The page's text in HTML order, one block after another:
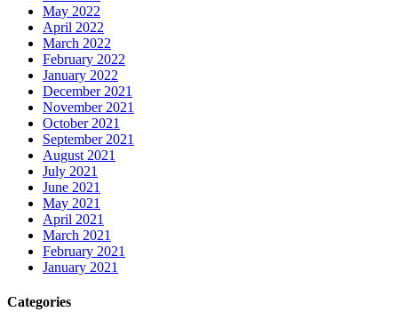
May 2022
April 2022
March 2022
February 2022
January 2022
December 2021
November 2021
October 2021
September 2021
August 2021
July 2021
June 2021
May 2021
April 2021
March 2021
February 2021
January 2021
Categories